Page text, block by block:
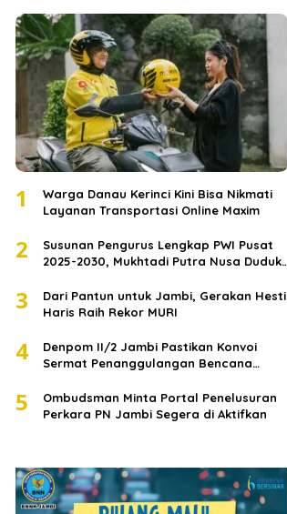
1
Warga Danau Kerinci Kini Bisa Nikmati
Layanan Transportasi Online Maxim
2
Susunan Pengurus Lengkap PWI Pusat
2025-2030, Mukhtadi Putra Nusa Duduki
3
Dari Pantun untuk Jambi, Gerakan Hesti
Haris Raih Rekor MURI
4
Denpom II/2 Jambi Pastikan Konvoi
Sermat Penanggulangan Bencana
5
Ombudsman Minta Portal Penelusuran
Perkara PN Jambi Segera di Aktifkan